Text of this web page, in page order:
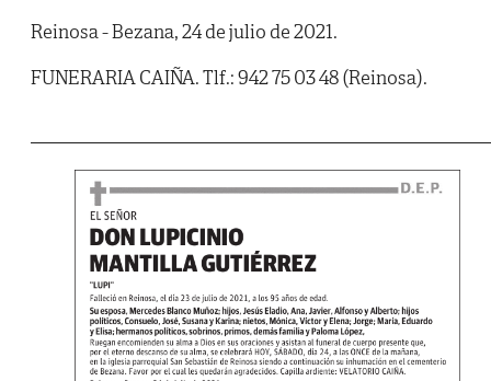
Reinosa - Bezana, 24 de julio de 2021.
FUNERARIA CAIÑA. Tlf.: 942 75 03 48 (Reinosa).